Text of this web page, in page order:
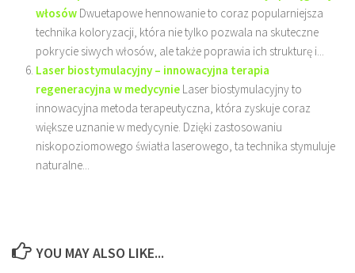
włosów Dwuetapowe hennowanie to coraz popularniejsza
technika koloryzacji, która nie tylko pozwala na skuteczne
pokrycie siwych włosów, ale także poprawia ich strukturę i...
Laser biostymulacyjny – innowacyjna terapia
regeneracyjna w medycynie Laser biostymulacyjny to
innowacyjna metoda terapeutyczna, która zyskuje coraz
większe uznanie w medycynie. Dzięki zastosowaniu
niskopoziomowego światła laserowego, ta technika stymuluje
naturalne...
YOU MAY ALSO LIKE...